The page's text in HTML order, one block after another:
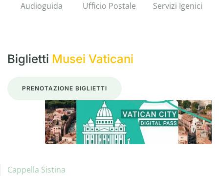
Audioguida
Ufficio Postale Servizi Igenici
Biglietti Musei Vaticani
PRENOTAZIONE BIGLIETTI
Cappella Sistina